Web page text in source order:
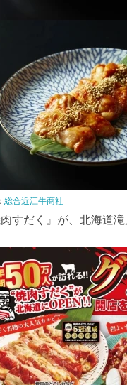
総合近江牛商社
すだく』が、北海道滝